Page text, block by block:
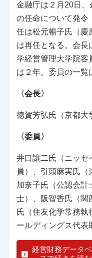
金融庁は２月20日
の任命について発令
任は松元暢子氏（慶
は再任となる。会長
学経営管理大学院客
は２年。委員の一覧
〈会長〉
徳賀芳弘氏（京都大
〈委員〉
井口譲二氏（ニッセ
員）、引頭麻実氏
加奈子氏（公認会計
士）、阪智香氏（関
氏（住友化学常務執
ールディングス代表
経営財務データ